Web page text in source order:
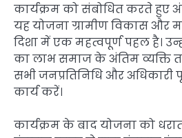
कार्यक्रम को संबोधित करते हुए
यह योजना ग्रामीण विकास और
दिशा में एक महत्वपूर्ण पहल है।
का लाभ समाज के अंतिम व्यक्ति
सभी जनप्रतिनिधि और अधिकारी
कार्य करें।
कार्यक्रम के बाद योजना को